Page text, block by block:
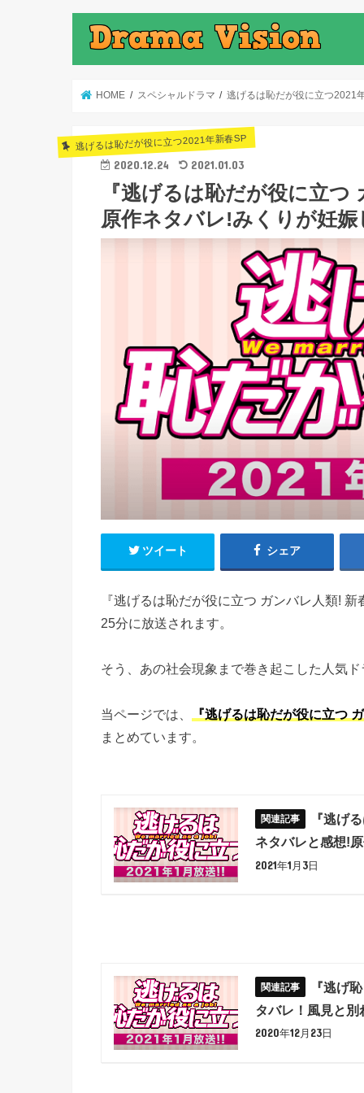
HOME スペシャルドラマ 逃げるは恥だが役に立つ2021
逃げるは恥だが役に立つ2021年新春SP
2020.12.24 2021.01.03
『逃げるは恥だが役に立
原作ネタバレ!みくりが妊
ツイート シェア
『逃げるは恥だが役に立つ ガンバレ人類!
25分に放送されます。
そう、あの社会現象まで巻き起こした人気
当ページでは、
『逃げるは恥だが役に立つ
まとめています。
『逃げ
ネタバレと感想!
2021年1月3日
『逃げ
タバレ！風見と
2020年12月23日